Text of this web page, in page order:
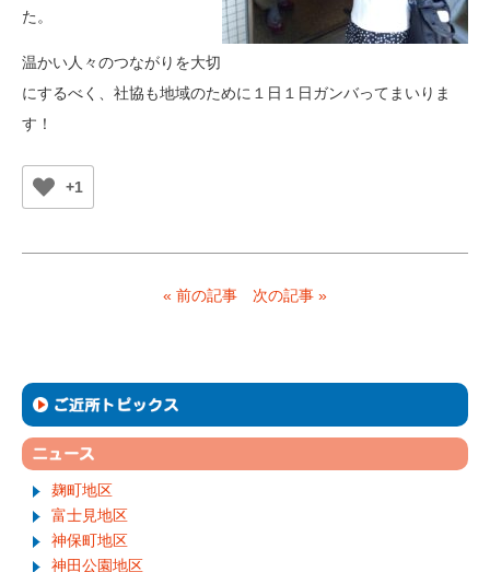
た。
温かい人々のつながりを大切
にするべく、社協も地域のために１日１日ガンバってまいりま
す！
+1
« 前の記事 次の記事 »
麹町地区
富士見地区
神保町地区
神田公園地区